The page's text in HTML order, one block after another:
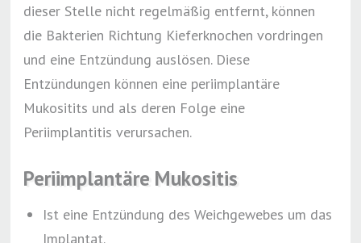
dieser Stelle nicht regelmäßig entfernt, können
die Bakterien Richtung Kieferknochen vordringen
und eine Entzündung auslösen. Diese
Entzündungen können eine periimplantäre
Mukositits und als deren Folge eine
Periimplantitis verursachen.
Periimplantäre Mukositis
Ist eine Entzündung des Weichgewebes um das
Implantat.